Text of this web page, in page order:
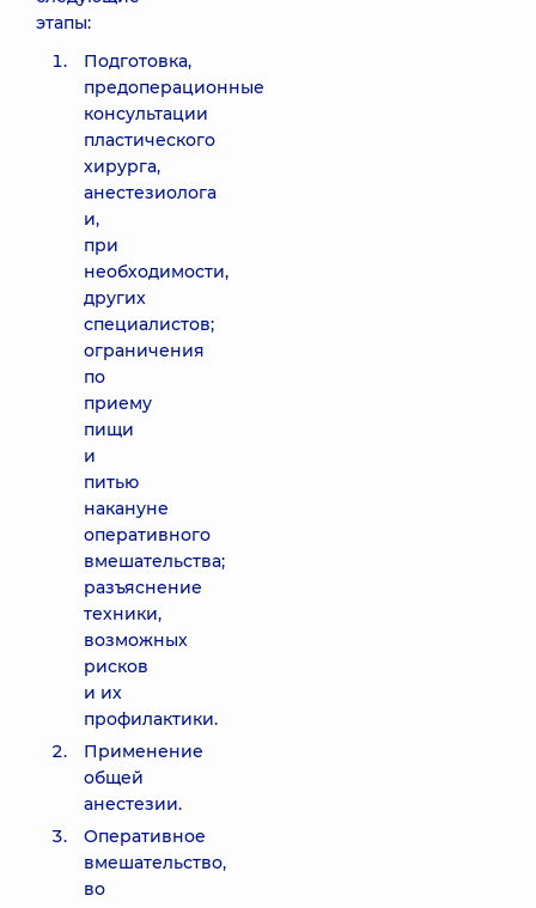
этапы:
Подготовка,
предоперационные
консультации
пластического
хирурга,
анестезиолога
и,
при
необходимости,
других
специалистов;
ограничения
по
приему
пищи
и
питью
накануне
оперативного
вмешательства;
разъяснение
техники,
возможных
рисков
и их
профилактики.
Применение
общей
анестезии.
Оперативное
вмешательство,
во